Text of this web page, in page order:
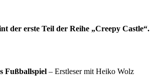
der erste Teil der Reihe „Creepy Castle“.
Fußballspiel – Erstleser mit Heiko Wolz